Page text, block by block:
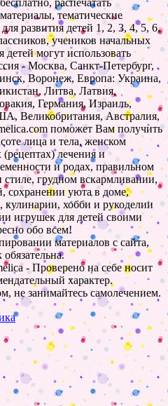
распечатать
тематические
развития детей 1, 2, 3, 4, 5, 6,
учеников начальных
могут использовать
- Москва, Санкт-Петербург,
Воронеж, Европа: Украина,
Литва, Латвия,
Германия, Израиль,
Великобритания, Австралия,
поможет Вам получить
лица и тела, женском
лечения и
и родах, правильном
грудном вскармливании,
сохранении уюта в доме,
хобби и рукоделии
игрушек для детей своими
обо всем!
материалов с сайта,
- Проверено на себе носит
характер.
не занимайтесь самолечением.